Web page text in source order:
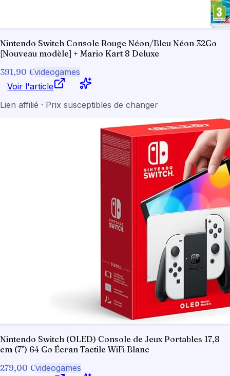
Nintendo Switch Console Rouge Néon/Bleu Néon 32Go
[Nouveau modèle] + Mario Kart 8 Deluxe
391,90 €videogames
Voir l'article
Lien affilié · Prix susceptibles de changer
Nintendo Switch (OLED) Console de Jeux Portables 17,8
cm (7") 64 Go Écran Tactile WiFi Blanc
279,00 €videogames